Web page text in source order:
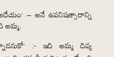
– అనే ఉపనిషత్సారాన్ని
అమ్మ.
:- ఇది అమ్మ దివ్య